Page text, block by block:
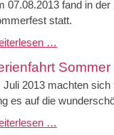
07.08.2013 fand in
statt.
…
Juli 2013 machten
es auf die
…